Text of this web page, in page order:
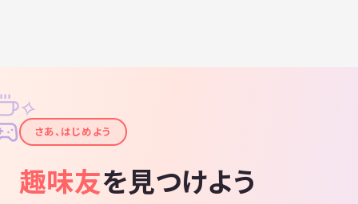
✦
✧
さあ、はじめよう
趣味友を見つけよう